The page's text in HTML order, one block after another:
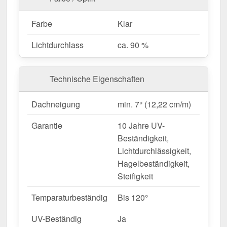
Hitzebeständig– Bis 120° temperaturbeständig.
Einfache Montage
– Leichtes Material für
unkomplizierte Verlegung.
Garantie– 10 Jahre für langfristige Qualität &
Beständigkeit.
Ideal für folgende Anwendungen:
Carports, Terrassen & Vordächer– Helle,
geschützte Überdachungen.
Gartenhäuser & Gewächshäuser – Perfekte
Lichtdurchlässigkeit für Pflanzen.
Sanierungen & Neubauten– Moderne &
langlebige Bedachungslösung.
Gewerbehallen & Lagerflächen– Helle
Innenräume ohne zusätzlichen
Energieverbrauch.
Landwirtschaftliche Gebäude
Farbe
Klar
Lichtdurchlass
ca. 90 %
Technische Eigenschaften
Dachneigung
min. 7° (12,22 cm/m)
Garantie
10 Jahre UV-
Beständigkeit,
Lichtdurchlässigkeit,
Hagelbeständigkeit,
Steifigkeit
Temparaturbeständig
Bis 120°
UV-Beständig
Ja